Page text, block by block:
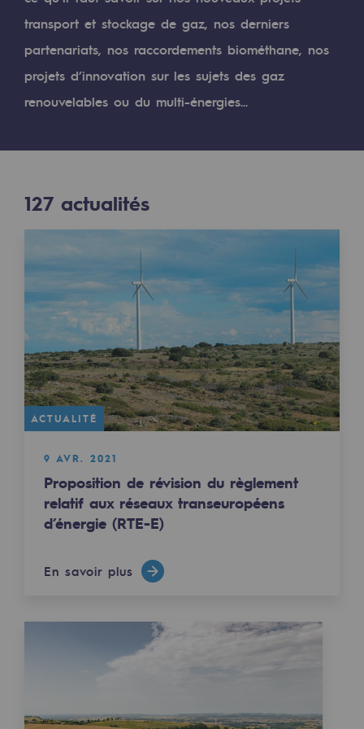
Transversalité et Collaboratif
Notre culture et nos valeurs
Une organisation certifiée
Gouvernance
Indicateurs
Publications institutionnelles
Où nous trouver
Les énergies d'avenir
Les énergies d'avenir
Notre vision
Gaz renouvelables et procédés
Pyrogazéification et gazéification
Captage de CO2
Concertations CH4, H2 et CO2
transport et stockage de gaz, nos derniers
partenariats, nos raccordements biométhane, nos
projets d’innovation sur les sujets des gaz
renouvelables ou du multi-énergies...
127 actualités
ACTUALITÉ
9 AVR. 2021
Proposition de révision du règlement
relatif aux réseaux transeuropéens
d’énergie (RTE-E)
En savoir plus